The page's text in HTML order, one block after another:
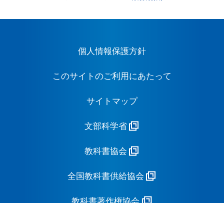
個人情報保護方針
このサイトのご利用にあたって
サイトマップ
文部科学省
教科書協会
全国教科書供給協会